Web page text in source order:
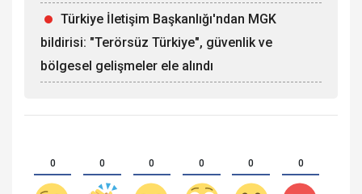
Türkiye İletişim Başkanlığı'ndan MGK
bildirisi: "Terörsüz Türkiye", güvenlik ve
bölgesel gelişmeler ele alındı
0 0 0 0 0 0